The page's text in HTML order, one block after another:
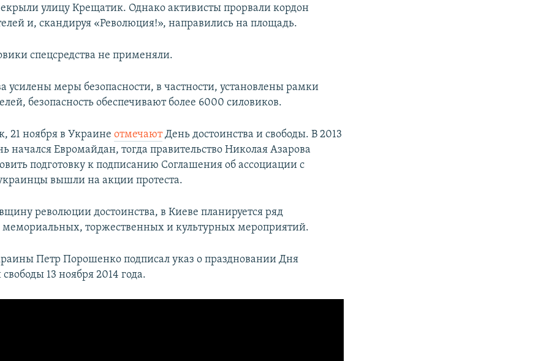
улицу Крещатик. Однако активисты прорвали кордон
и, скандируя «Революция!», направились на площадь.
спецсредства не применяли.
усилены меры безопасности, в частности, установлены рамки
безопасность обеспечивают более 6000 силовиков.
21 ноября в УкраинеотмечаютДень достоинства и свободы. В 2013
начался Евромайдан, тогда правительство Николая Азарова
подготовку к подписанию Соглашения об ассоциации с
вышли на акции протеста.
революции достоинства, в Киеве планируется ряд
торжественных и культурных мероприятий.
Петр Порошенко подписал указ о праздновании Дня
13 ноября 2014 года.